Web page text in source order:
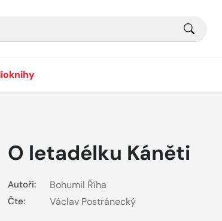
O letadélku Káněti
Autoři: Bohumil Říha
Čte: Václav Postránecký